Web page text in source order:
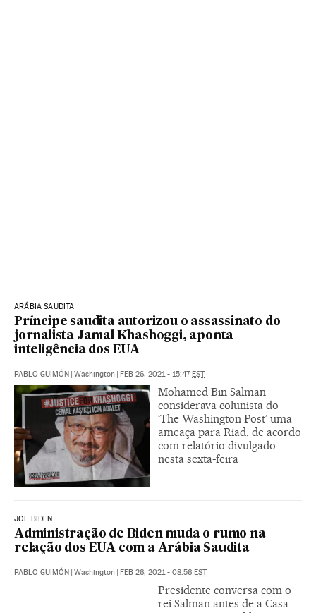
ARÁBIA SAUDITA
Príncipe saudita autorizou o assassinato do
jornalista Jamal Khashoggi, aponta
inteligência dos EUA
PABLO GUIMÓN Washington FEB 26, 2021 - 15:47 EST
Mohamed Bin Salman
considerava colunista do
‘The Washington Post’ uma
ameaça para Riad, de acordo
com relatório divulgado
nesta sexta-feira
JOE BIDEN
Administração de Biden muda o rumo na
relação dos EUA com a Arábia Saudita
PABLO GUIMÓN Washington FEB 26, 2021 - 08:56 EST
Presidente conversa com o
rei Salman antes de a Casa